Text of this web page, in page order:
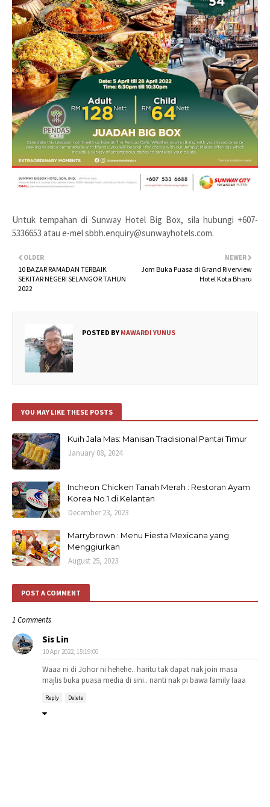
Untuk tempahan di Sunway Hotel Big Box, sila hubungi +607-
5336653 atau e-melsbbh.enquiry@sunwayhotels.com.
NEWER
Jom Buka Puasa di Grand Riverview
Hotel Kota Bharu
OLDER
10 BAZAR RAMADAN TERBAIK
SEKITAR NEGERI SELANGOR TAHUN
2022
POSTED BY MAWARDI YUNUS
YOU MAY LIKE THESE POSTS
Kuih Jala Mas: Manisan Tradisional Pantai Timur
January 08, 2024
Incheon Chicken Tanah Merah : Restoran Ayam
Korea No.1 di Kelantan
December 23, 2023
Marrybrown : Menu Fiesta Mexicana yang
Menggiurkan
August 25, 2023
POST A COMMENT
1 Comments
Sis Lin
10 Apr 2022, 15:19:00
Waaa ni di Johor ni hehehe.. haritu tak dapat nak join masa
majlis buka puasa media di sini.. nanti nak pi bawa family laaa
Reply Delete